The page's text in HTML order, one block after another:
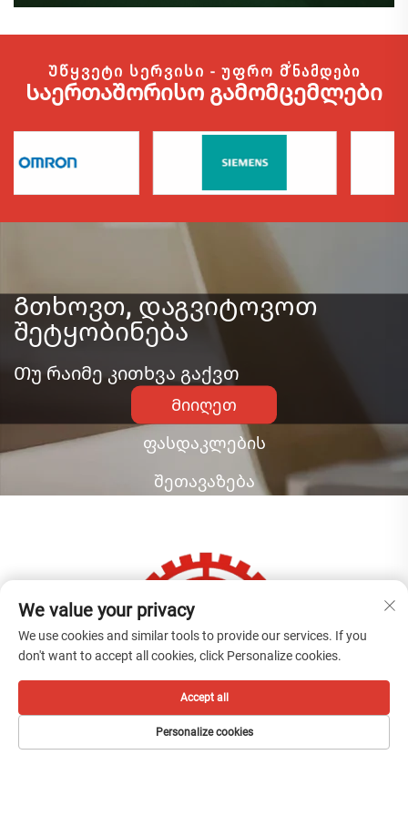
Უწყვეტი სერვისი - უფრო მั่ნამდები
Საერთაშორისო გამომცემლები
Გთხოვთ, დაგვიტოვოთ
შეტყობინება
Თუ რაიმე კითხვა გაქვთ
Მიიღეთ
ფასდაკლების
შეთავაზება
ᲓᲐᲒᲕᲘᲙᲐᲕᲨᲘᲠᲓᲘᲗ
Add: No.66, Weiyi ქუჩა, Gexiang მაღალი
We value your privacy
We use cookies and similar tools to provide our services. If you
don't want to accept all cookies, click Personalize cookies.
Personalize cookies
Accept all